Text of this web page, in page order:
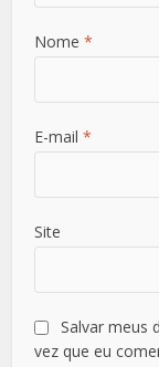
Nome*
E-mail*
Site
Salvar meus
vez que eu